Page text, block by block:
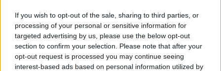
If you wish to opt-out of the sale, sharing to third parties, or
processing of your personal or sensitive information for
targeted advertising by us, please use the below opt-out
section to confirm your selection. Please note that after your
opt-out request is processed you may continue seeing
interest-based ads based on personal information utilized by
θα γίνονται αισθητοί καθώς θα σημειώνονται στη
θάλασσα».